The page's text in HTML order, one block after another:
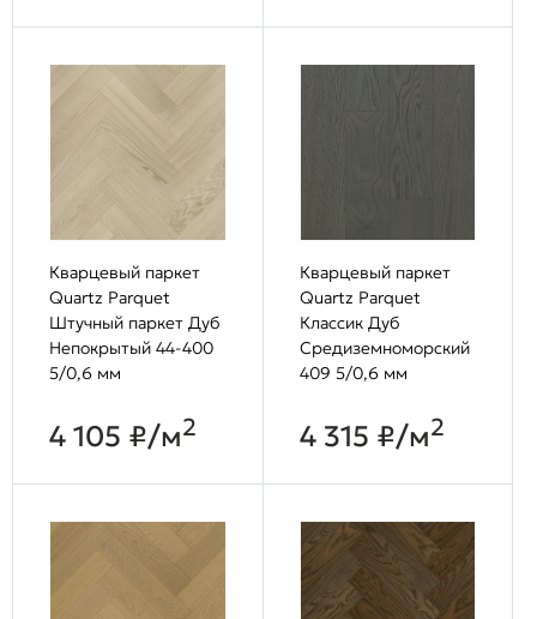
Кварцевый паркет
Quartz Parquet
Штучный паркет Дуб
Непокрытый 44-400
5/0,6 мм
4 105 ₽/м2
Кварцевый паркет
Quartz Parquet
Классик Дуб
Средиземноморский
409 5/0,6 мм
4 315 ₽/м2